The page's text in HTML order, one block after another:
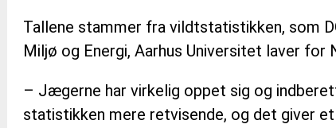
Tallene stammer fra vildtstatistikken, som
Miljø og Energi, Aarhus Universitet laver for
– Jægerne har virkelig oppet sig og
statistikken mere retvisende, og det giver